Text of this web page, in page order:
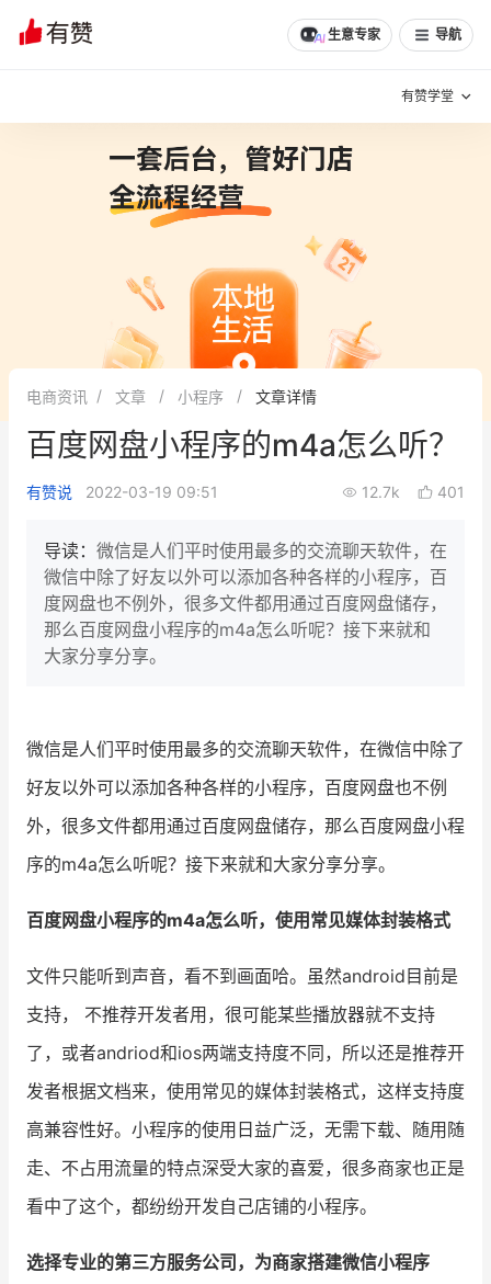
生意专家 导航
有赞学堂
增长方法
有赞专家说
新零售最佳实践
面对面聊增长
AllValue 战略合作
增长产品指南
智库
品牌消费观 行业报告
新零售资讯
培训课程
私域课程 新零售内参
增长俱乐部 有赞商盟
商家社区 社群交流
电商资讯 文章 小程序 文章详情
百度网盘小程序的m4a怎么听？
有赞说 2022-03-19 09:51 12.7k 401
导读： 微信是人们平时使用最多的交流聊天软件，在
微信中除了好友以外可以添加各种各样的小程序，百
度网盘也不例外，很多文件都用通过百度网盘储存，
那么百度网盘小程序的m4a怎么听呢？接下来就和
大家分享分享。
微信是人们平时使用最多的交流聊天软件，在微信中除了
好友以外可以添加各种各样的小程序，百度网盘也不例
外，很多文件都用通过百度网盘储存，那么百度网盘小程
序的m4a怎么听呢？接下来就和大家分享分享。
百度网盘小程序的m4a怎么听，使用常见媒体封装格式
文件只能听到声音，看不到画面哈。虽然android目前是
支持， 不推荐开发者用，很可能某些播放器就不支持
了，或者andriod和ios两端支持度不同，所以还是推荐开
发者根据文档来，使用常见的媒体封装格式，这样支持度
高兼容性好。小程序的使用日益广泛，无需下载、随用随
走、不占用流量的特点深受大家的喜爱，很多商家也正是
看中了这个，都纷纷开发自己店铺的小程序。
选择专业的第三方服务公司，为商家搭建微信小程序